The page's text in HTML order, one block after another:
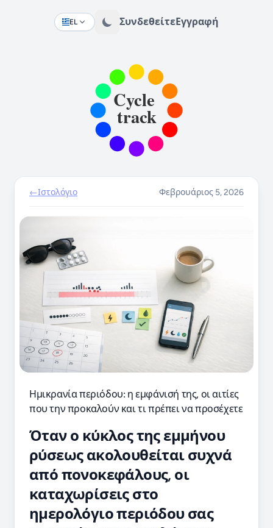
EL
Change languageΣυνδεθείτεΕγγραφή
←Ιστολόγιο Φεβρουάριος 5, 2026
Ημικρανία περιόδου: η εμφάνισή της, οι αιτίες
που την προκαλούν και τι πρέπει να προσέχετε
Όταν ο κύκλος της εμμήνου
ρύσεως ακολουθείται συχνά
από πονοκεφάλους, οι
καταχωρίσεις στο
ημερολόγιο περιόδου σας